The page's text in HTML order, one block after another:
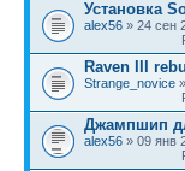
Установка
alex56 » 24 сен
Raven III
Strange_novice
Джампшип
alex56 » 09 янв